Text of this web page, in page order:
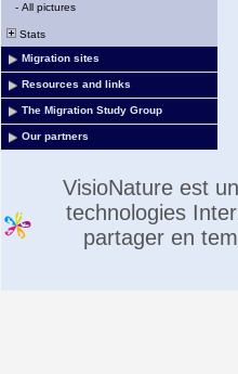
- All pictures
Stats
Migration sites
Resources and links
The Migration Study Group
Our partners
VisioNature est
technologies
partager en